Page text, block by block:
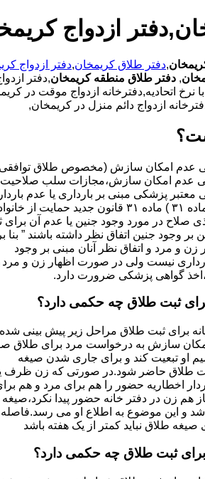
ازدواج
,دفتر طلاق کریمخان,دفتر ازدواج
, دفتر طلاق منطقه کریمخان,دفتر
نرخ اتحادیه,دفترخانه ازدواج موقت در
ازدواج دائم منزل در کریمخان,
عدم امکان سازش،مجازات سلب صلاحیت
معتبر پزشکی مبنی بر بارداری یا عدم
زوجه را مطالبه و بایگانی نمایند.( ماده ۳۱ ) ماده ۳۱ قانون جدید حمایت از
ذی صلاح در مورد وجود جنین یا عدم آن برای
وجود جنین اتفاق نظر داشته باشند ” بنا بر
و مرد و اتفاق نظر آنان مبنی بر وجود
بارداری نیست ولی در صورت اظهار زن و مرد
گواهی پزشکی ضرورت دارد.
ثبت طلاق چه حکمی دارد؟
برای ثبت طلاق مراحل زیر پیش بینی شده
سازش به درخواست مرد برای طلاق
او تبعیت کند و برای جاری شدن صیغه
طلاق حاضر شود.در صورتی که زن ظرف
اخطاریه حضور را هم برای مرد و هم
هم زن در دفتر خانه حضور پیدا نکرد،صیغه
و این موضوع به اطلاع او می رسد.فاصله
طلاق نباید کمتر از یک هفته باشد
ثبت طلاق چه حکمی دارد؟